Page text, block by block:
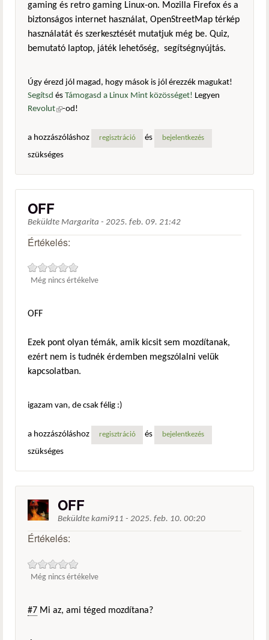
gaming és retro gaming Linux-on. Mozilla Firefox és a
biztonságos internet használat, OpenStreetMap térkép
használatát és szerkesztését mutatjuk még be. Quiz,
bemutató laptop, játék lehetőség, segítségnyújtás.
Úgy érezd jól magad, hogy mások is jól érezzék magukat!
Segítsd és Támogasd a Linux Mint közösséget! Legyen
Revolut(külső hivatkozás)
-od!
a hozzászóláshoz regisztráció és bejelentkezés
szükséges
OFF
Beküldte Margarita - 2025. feb. 09. 21:42
Értékelés:
Még nincs értékelve
OFF
Ezek pont olyan témák, amik kicsit sem mozdítanak,
ezért nem is tudnék érdemben megszólalni velük
kapcsolatban.
igazam van, de csak félig :)
a hozzászóláshoz regisztráció és bejelentkezés
szükséges
OFF
Beküldte kami911 - 2025. feb. 10. 00:20
Értékelés:
Még nincs értékelve
#7 Mi az, ami téged mozdítana?